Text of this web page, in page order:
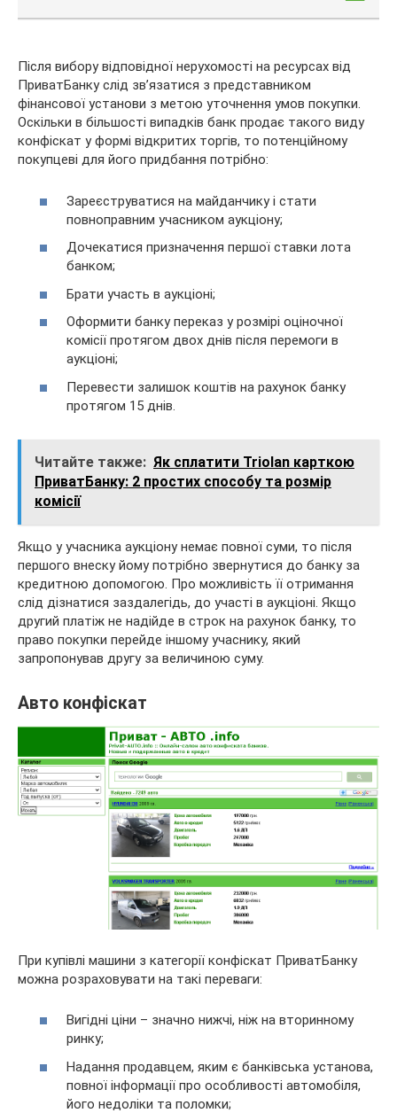
Після вибору відповідної нерухомості на ресурсах від
ПриватБанку слід зв’язатися з представником
фінансової установи з метою уточнення умов покупки.
Оскільки в більшості випадків банк продає такого виду
конфіскат у формі відкритих торгів, то потенційному
покупцеві для його придбання потрібно:
Зареєструватися на майданчику і стати
повноправним учасником аукціону;
Дочекатися призначення першої ставки лота
банком;
Брати участь в аукціоні;
Оформити банку переказ у розмірі оціночної
комісії протягом двох днів після перемоги в
аукціоні;
Перевести залишок коштів на рахунок банку
протягом 15 днів.
Читайте также: Як сплатити Triolan карткою
ПриватБанку: 2 простих способу та розмір
комісії
Якщо у учасника аукціону немає повної суми, то після
першого внеску йому потрібно звернутися до банку за
кредитною допомогою. Про можливість її отримання
слід дізнатися заздалегідь, до участі в аукціоні. Якщо
другий платіж не надійде в строк на рахунок банку, то
право покупки перейде іншому учаснику, який
запропонував другу за величиною суму.
Авто конфіскат
При купівлі машини з категорії конфіскат ПриватБанку
можна розраховувати на такі переваги:
Вигідні ціни – значно нижчі, ніж на вторинному
ринку;
Надання продавцем, яким є банківська установа,
повної інформації про особливості автомобіля,
його недоліки та поломки;